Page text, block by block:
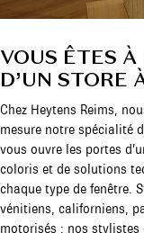
VOUS ÊTES
D’UN STORE
Chez Heytens Reims,
mesure notre spécialité
vous ouvre les portes
coloris et de solutions
chaque type de fenêtre.
vénitiens, californiens,
motorisés : nos stylistes